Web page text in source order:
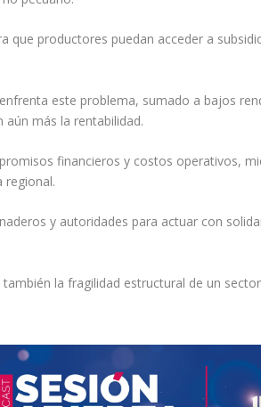
que productores puedan acceder a
este problema, sumado a bajos
más la rentabilidad.
financieros y costos operativos,
regional.
y autoridades para actuar con
la fragilidad estructural de un